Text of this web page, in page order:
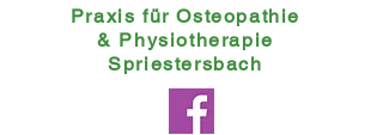
Praxis für Osteopathie
& Physiotherapie
Spriestersbach